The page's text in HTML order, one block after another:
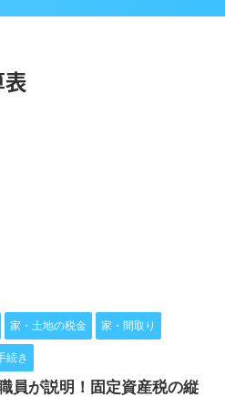
家・土地の税金 家・間取り
続き
員が説明！固定資産税の縦